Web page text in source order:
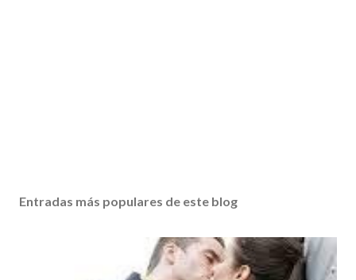
Entradas más populares de este blog